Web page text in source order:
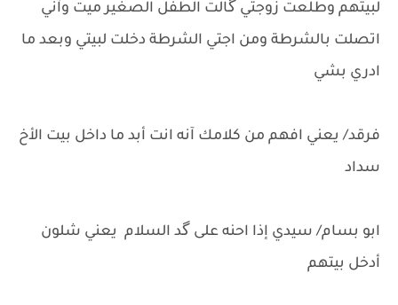
لبيتهم وطلعت زوجتي گالت الطفل الصغير ميت وآني
اتصلت بالشرطة ومن اجتي الشرطة دخلت لبيتي وبعد ما
ادري بشي
فرقد/ يعني افهم من كلامك آنه انت أبد ما داخل بيت الأخ
سداد
ابو بسام/ سيدي إذا احنه على گد السلام يعني شلون
أدخل بيتهم